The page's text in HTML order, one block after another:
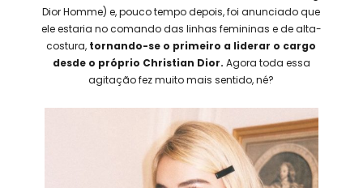
Dior Homme) e, pouco tempo depois, foi anunciado que
ele estaria no comando das linhas femininas e de alta-
costura, tornando-se o primeiro a liderar o cargo
desde o próprio Christian Dior. Agora toda essa
agitação fez muito mais sentido, né?